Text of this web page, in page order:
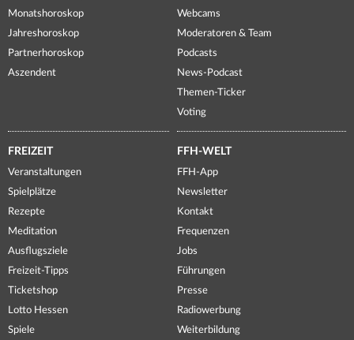
Monatshoroskop
Jahreshoroskop
Partnerhoroskop
Aszendent
Webcams
Moderatoren & Team
Podcasts
News-Podcast
Themen-Ticker
Voting
FREIZEIT
Veranstaltungen
Spielplätze
Rezepte
Meditation
Ausflugsziele
Freizeit-Tipps
Ticketshop
Lotto Hessen
Spiele
FFH-WELT
FFH-App
Newsletter
Kontakt
Frequenzen
Jobs
Führungen
Presse
Radiowerbung
Weiterbildung